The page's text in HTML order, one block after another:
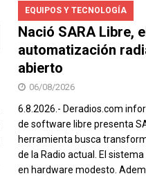
EQUIPOS Y TECNOLOGÍA
Nació SARA Libre,
automatización
abierto
06/08/2026
6.8.2026.- Deradios.com
de software libre presenta
herramienta busca
de la Radio actual. El
en hardware modesto.